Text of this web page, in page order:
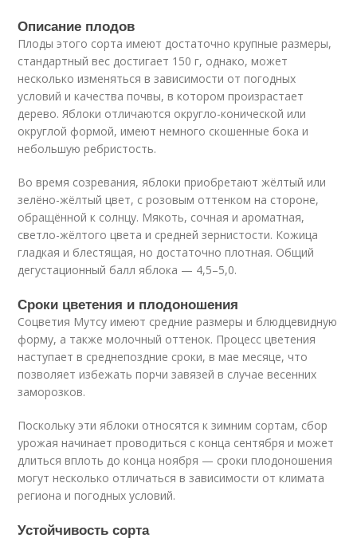
Описание плодов
Плоды этого сорта имеют достаточно крупные размеры,
стандартный вес достигает 150 г, однако, может
несколько изменяться в зависимости от погодных
условий и качества почвы, в котором произрастает
дерево. Яблоки отличаются округло-конической или
округлой формой, имеют немного скошенные бока и
небольшую ребристость.
Во время созревания, яблоки приобретают жёлтый или
зелёно-жёлтый цвет, с розовым оттенком на стороне,
обращённой к солнцу. Мякоть, сочная и ароматная,
светло-жёлтого цвета и средней зернистости. Кожица
гладкая и блестящая, но достаточно плотная. Общий
дегустационный балл яблока — 4,5–5,0.
Сроки цветения и плодоношения
Соцветия Мутсу имеют средние размеры и блюдцевидную
форму, а также молочный оттенок. Процесс цветения
наступает в среднепоздние сроки, в мае месяце, что
позволяет избежать порчи завязей в случае весенних
заморозков.
Поскольку эти яблоки относятся к зимним сортам, сбор
урожая начинает проводиться с конца сентября и может
длиться вплоть до конца ноября — сроки плодоношения
могут несколько отличаться в зависимости от климата
региона и погодных условий.
Устойчивость сорта